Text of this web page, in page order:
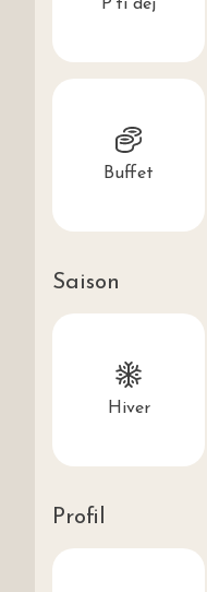
P'ti dèj
Buffet
Saison
Hiver
Profil